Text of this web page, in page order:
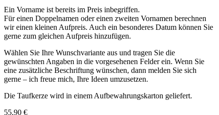
Ein Vorname ist bereits im Preis inbegriffen.
Für einen Doppelnamen oder einen zweiten Vornamen berechnen
wir einen kleinen Aufpreis. Auch ein besonderes Datum können Sie
gerne zum gleichen Aufpreis hinzufügen.
Wählen Sie Ihre Wunschvariante aus und tragen Sie die
gewünschten Angaben in die vorgesehenen Felder ein. Wenn Sie
eine zusätzliche Beschriftung wünschen, dann melden Sie sich
gerne – ich freue mich, Ihre Ideen umzusetzen.
Die Taufkerze wird in einem Aufbewahrungskarton geliefert.
55,90 €